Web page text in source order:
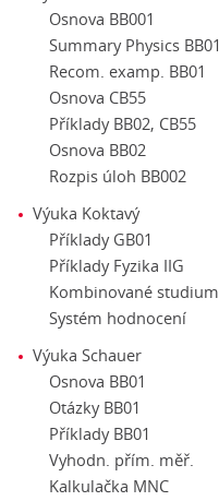
Osnova BB001
Summary Physics BB01
Recom. examp. BB01
Osnova CB55
Příklady BB02, CB55
Osnova BB02
Rozpis úloh BB002
Výuka Koktavý
Příklady GB01
Příklady Fyzika IIG
Kombinované studium
Systém hodnocení
Výuka Schauer
Osnova BB01
Otázky BB01
Příklady BB01
Vyhodn. přím. měř.
Kalkulačka MNC